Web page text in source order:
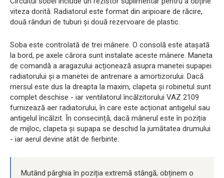
viteza dorită. Radiatorul este format din aripioare de răcire,
două rânduri de tuburi și două rezervoare de plastic.
Soba este controlată de trei mânere. O consolă este atașată
la bord, pe axele cărora sunt instalate aceste mânere. Maneta
de comandă a aragazului acționează asupra manetei supapei
radiatorului și a manetei de antrenare a amortizorului. Dacă
mersul este dus la dreapta la maxim, clapeta și robinetul sunt
complet deschise - iar ventilatorul încălzitorului VAZ 2109
furnizează aer radiatorului, în care este acționat antigelul sau
antigelul încălzit. În consecință, dacă mânerul este în poziția
de mijloc, clapeta și supapa se deschid la jumătatea drumului
- iar aerul devine atât de fierbinte.
Mutând pârghia în poziția extremă stângă, obținem o